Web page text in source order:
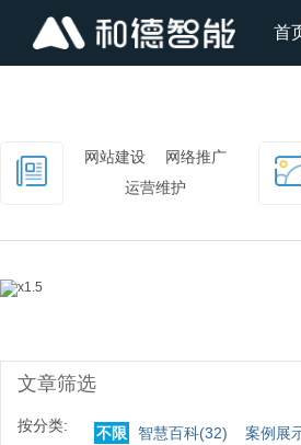
首
网站建设
网络推广
运营维护
文章筛选
按分类: 不限 智慧百科(32) 案例展